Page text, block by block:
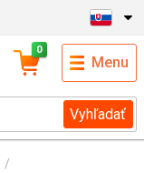
Vyhľadať
0
Menu